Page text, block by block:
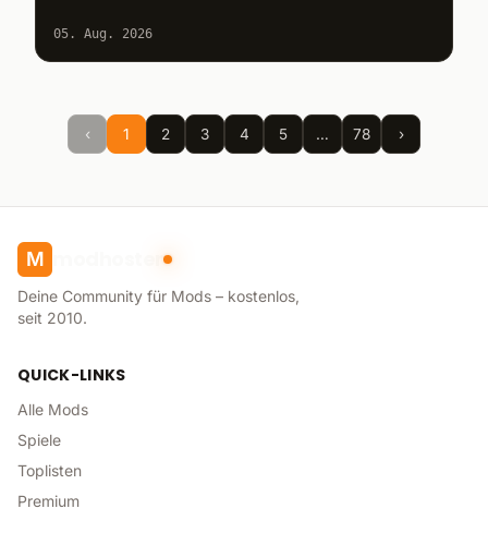
05. Aug. 2026
‹ 1 2 3 4 5 … 78 ›
M modhoster
Deine Community für Mods – kostenlos,
seit 2010.
QUICK-LINKS
Alle Mods
Spiele
Toplisten
Premium